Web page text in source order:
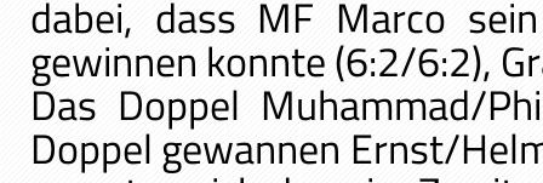
dabei, dass MF Marco
gewinnen konnte (6:2/6:2),
Das Doppel Muhammad/
Doppel gewannen Ernst/